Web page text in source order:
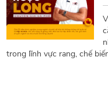
trong lĩnh vực rang, chế